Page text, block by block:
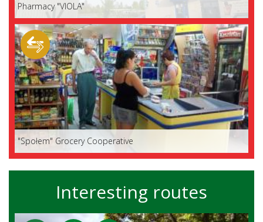
Pharmacy "VIOLA"
"Społem" Grocery Cooperative
Interesting routes